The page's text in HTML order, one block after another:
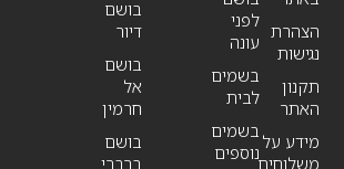
הצהרת
נגישות
תקנון
האתר
מידע על
משלוחים
לפני
עונה
בשמים
לבית
בשמים
נוספים
בושם
דיור
בושם
אל
חרמין
בושם
ברברי